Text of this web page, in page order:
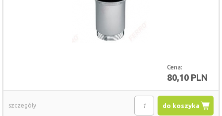
Cena:
80,10 PLN
do koszyka
szczegóły